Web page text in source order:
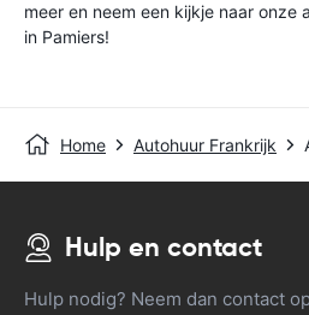
meer en neem een kijkje naar onze
in Pamiers!
Home Autohuur Frankrijk
Hulp en contact
Hulp nodig? Neem dan contact